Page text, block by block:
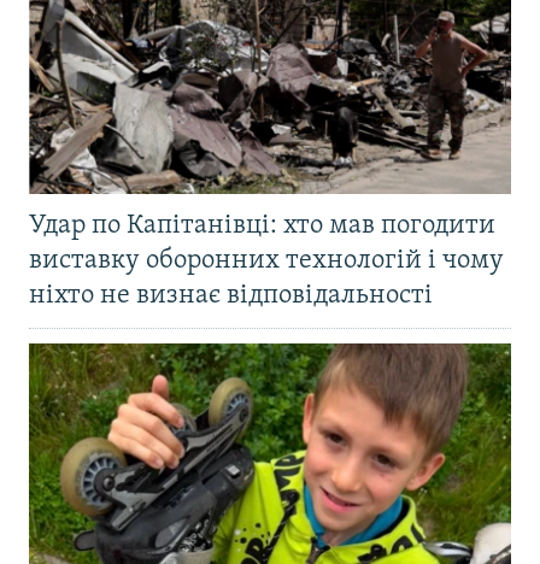
Удар по Капітанівці: хто мав погодити
виставку оборонних технологій і чому
ніхто не визнає відповідальності